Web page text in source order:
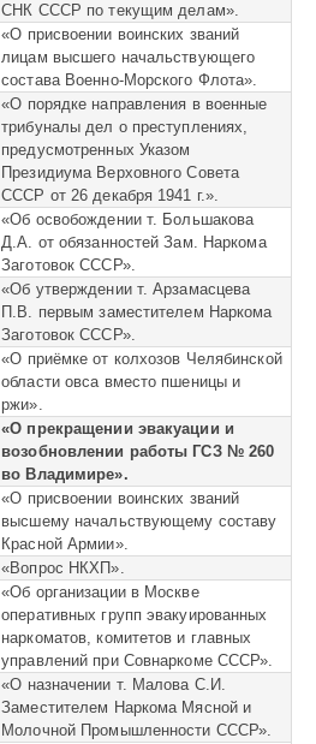
СНК СССР по текущим делам».
«О присвоении воинских званий
лицам высшего начальствующего
состава Военно-Морского Флота».
«О порядке направления в военные
трибуналы дел о преступлениях,
предусмотренных Указом
Президиума Верховного Совета
СССР от 26 декабря 1941 г.».
«Об освобождении т. Большакова
Д.А. от обязанностей Зам. Наркома
Заготовок СССР».
«Об утверждении т. Арзамасцева
П.В. первым заместителем Наркома
Заготовок СССР».
«О приёмке от колхозов Челябинской
области овса вместо пшеницы и
ржи».
«О прекращении эвакуации и
возобновлении работы ГСЗ № 260
во Владимире».
«О присвоении воинских званий
высшему начальствующему составу
Красной Армии».
«Вопрос НКХП».
«Об организации в Москве
оперативных групп эвакуированных
наркоматов, комитетов и главных
управлений при Совнаркоме СССР».
«О назначении т. Малова С.И.
Заместителем Наркома Мясной и
Молочной Промышленности СССР».